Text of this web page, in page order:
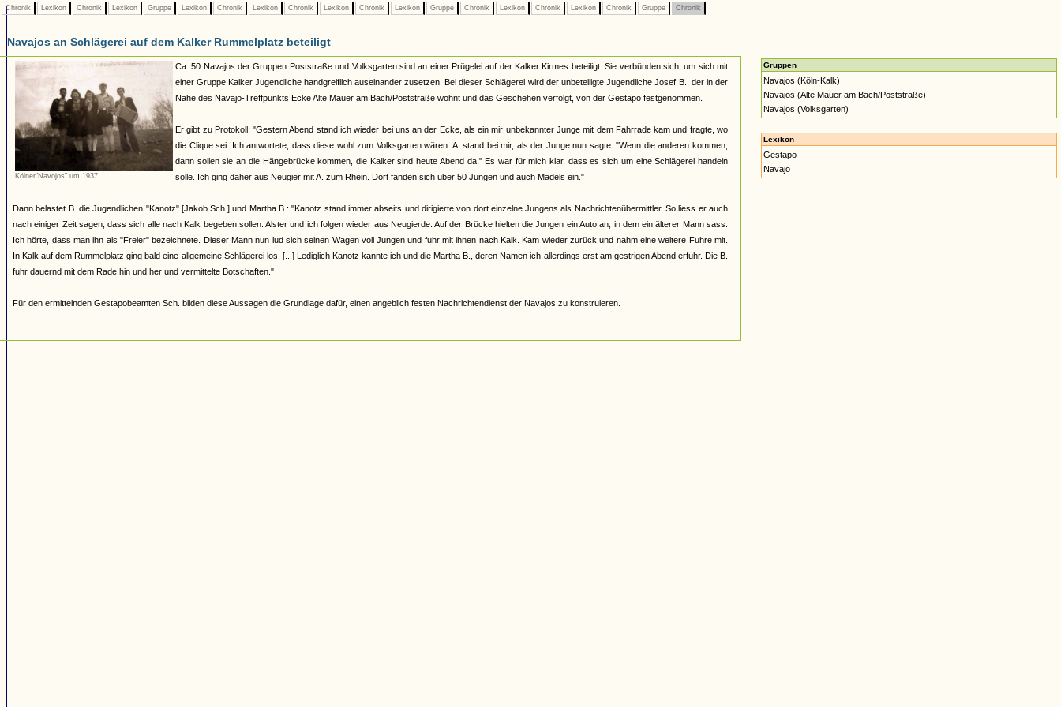
Chronik Lexikon Chronik Lexikon Gruppe Lexikon Chronik Lexikon Chronik Lexikon Chronik Lexikon Gruppe Chronik Lexikon Chronik Lexikon Chronik Gruppe Chronik
Navajos an Schlägerei auf dem Kalker Rummelplatz beteiligt
Kölner"Navojos" um 1937
Ca. 50 Navajos der Gruppen Poststraße und Volksgarten sind an einer Prügelei auf der Kalker Kirmes beteiligt. Sie verbünden sich, um sich mit
einer Gruppe Kalker Jugendliche handgreiflich auseinander zusetzen. Bei dieser Schlägerei wird der unbeteiligte Jugendliche Josef B., der in der
Nähe des Navajo-Treffpunkts Ecke Alte Mauer am Bach/Poststraße wohnt und das Geschehen verfolgt, von der Gestapo festgenommen.
Er gibt zu Protokoll: "Gestern Abend stand ich wieder bei uns an der Ecke, als ein mir unbekannter Junge mit dem Fahrrade kam und fragte, wo
die Clique sei. Ich antwortete, dass diese wohl zum Volksgarten wären. A. stand bei mir, als der Junge nun sagte: "Wenn die anderen kommen,
dann sollen sie an die Hängebrücke kommen, die Kalker sind heute Abend da." Es war für mich klar, dass es sich um eine Schlägerei handeln
solle. Ich ging daher aus Neugier mit A. zum Rhein. Dort fanden sich über 50 Jungen und auch Mädels ein."
Dann belastet B. die Jugendlichen "Kanotz" [Jakob Sch.] und Martha B.: "Kanotz stand immer abseits und dirigierte von dort einzelne Jungens als Nachrichtenübermittler. So liess er auch
nach einiger Zeit sagen, dass sich alle nach Kalk begeben sollen. Alster und ich folgen wieder aus Neugierde. Auf der Brücke hielten die Jungen ein Auto an, in dem ein älterer Mann sass.
Ich hörte, dass man ihn als "Freier" bezeichnete. Dieser Mann nun lud sich seinen Wagen voll Jungen und fuhr mit ihnen nach Kalk. Kam wieder zurück und nahm eine weitere Fuhre mit.
In Kalk auf dem Rummelplatz ging bald eine allgemeine Schlägerei los. [...] Lediglich Kanotz kannte ich und die Martha B., deren Namen ich allerdings erst am gestrigen Abend erfuhr. Die B.
fuhr dauernd mit dem Rade hin und her und vermittelte Botschaften."
Für den ermittelnden Gestapobeamten Sch. bilden diese Aussagen die Grundlage dafür, einen angeblich festen Nachrichtendienst der Navajos zu konstruieren.
Gruppen
Navajos (Köln-Kalk)
Navajos (Alte Mauer am Bach/Poststraße)
Navajos (Volksgarten)
Lexikon
Gestapo
Navajo